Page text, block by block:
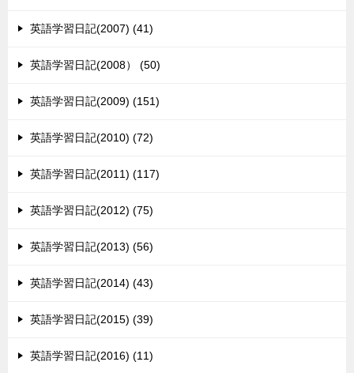
英語学習日記(2007) (41)
英語学習日記(2008） (50)
英語学習日記(2009) (151)
英語学習日記(2010) (72)
英語学習日記(2011) (117)
英語学習日記(2012) (75)
英語学習日記(2013) (56)
英語学習日記(2014) (43)
英語学習日記(2015) (39)
英語学習日記(2016) (11)